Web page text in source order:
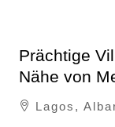
Prächtige
Nähe von
Lagos,